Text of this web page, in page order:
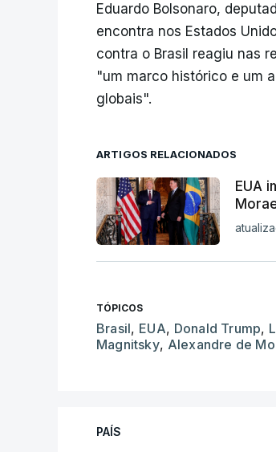
Eduardo Bolsonaro,
encontra nos Estados
contra o Brasil reagiu nas
"um marco histórico e um
globais".
ARTIGOS RELACIONADOS
EUA
TÓPICOS
Brasil, EUA, Donald Trump,
Magnitsky, Alexandre de
PAÍS